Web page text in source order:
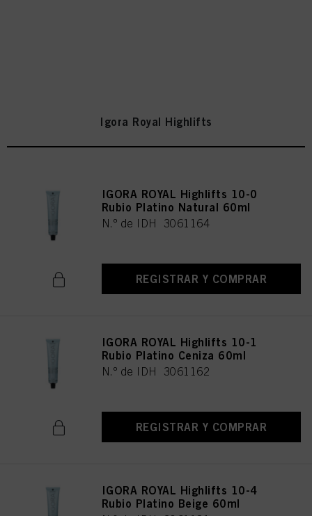
Igora Royal Highlifts
IGORA ROYAL Highlifts 10-0
Rubio Platino Natural 60ml
N.º de IDH 3061164
REGISTRAR Y COMPRAR
IGORA ROYAL Highlifts 10-1
Rubio Platino Ceniza 60ml
N.º de IDH 3061162
REGISTRAR Y COMPRAR
IGORA ROYAL Highlifts 10-4
Rubio Platino Beige 60ml